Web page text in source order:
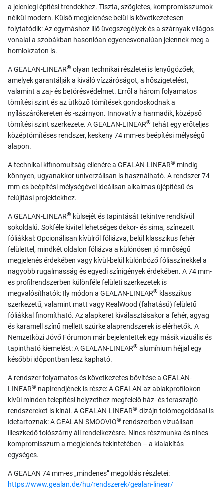
a jelenlegi építési trendekhez. Tiszta, szögletes, kompromisszumok
nélkül modern. Külső megjelenése belül is következetesen
folytatódik: Az egymáshoz illő üvegszegélyek és a szárnyak világos
vonalai a szobákban hasonlóan egyenesvonalúan jelennek meg a
homlokzaton is.
A GEALAN-LINEAR® olyan technikai részletei is lenyűgözőek,
amelyek garantálják a kiváló vízzáróságot, a hőszigetelést,
valamint a zaj- és betörésvédelmet. Erről a három folyamatos
tömítési szint és az ütköző tömítések gondoskodnak a
nyílászárókereten és -szárnyon. Innovatív a harmadik, középső
tömítési szint szerkezete. A GEALAN-LINEAR® tehát egy erőteljes
középtömítéses rendszer, keskeny 74 mm-es beépítési mélységű
alapon.
A technikai kifinomultság ellenére a GEALAN-LINEAR® mindig
könnyen, ugyanakkor univerzálisan is használható. A rendszer 74
mm-es beépítési mélységével ideálisan alkalmas újépítésű és
felújítási projektekhez.
A GEALAN-LINEAR® külsejét és tapintását tekintve rendkívül
sokoldalú. Sokféle kivitel lehetséges dekor- és sima, színezett
fóliákkal: Opcionálisan kívülről fóliázva, belül klasszikus fehér
felülettel, mindkét oldalon fóliázva a különösen jó minőségű
megjelenés érdekében vagy kívül-belül különböző fóliaszínekkel a
nagyobb rugalmasság és egyedi színigények érdekében. A 74 mm-
es profilrendszerben különféle felületi szerkezetek is
megvalósíthatók: Ily módon a GEALAN-LINEAR® klasszikus
szerkezetű, valamint matt vagy RealWood (fahatású) felületű
fóliákkal finomítható. Az alapkeret kiválasztásakor a fehér, agyag
és karamell színű mellett szürke alaprendszerek is elérhetők. A
Nemzetközi Jövő Fórumon már bejelentettek egy másik vizuális és
tapintható kiemelést: A GEALAN-LINEAR® alumínium héjjal egy
későbbi időpontban lesz kapható.
A rendszer folyamatos és következetes bővítése a GEALAN-
LINEAR® napirendjének is része: A GEALAN az ablakprofilokon
kívül minden telepítési helyzethez megfelelő ház- és teraszajtó
rendszereket is kínál. A GEALAN-LINEAR®-dizájn tolómegoldásai is
idetartoznak: A GEALAN-SMOOVIO® rendszerben vizuálisan
illeszkedő tolószárny áll rendelkezésre. Nincs részmunka és nincs
kompromisszum a megjelenés tekintetében – a kialakítás
egységes.
A GEALAN 74 mm-es „mindenes” megoldás részletei:
https://www.gealan.de/hu/rendszerek/gealan-linear/